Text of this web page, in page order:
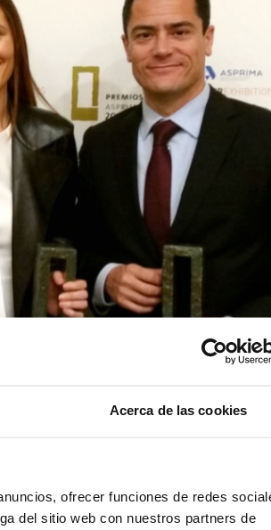
Acerca de las cookies
ofrecer funciones de redes
del sitio web con nuestros partners de